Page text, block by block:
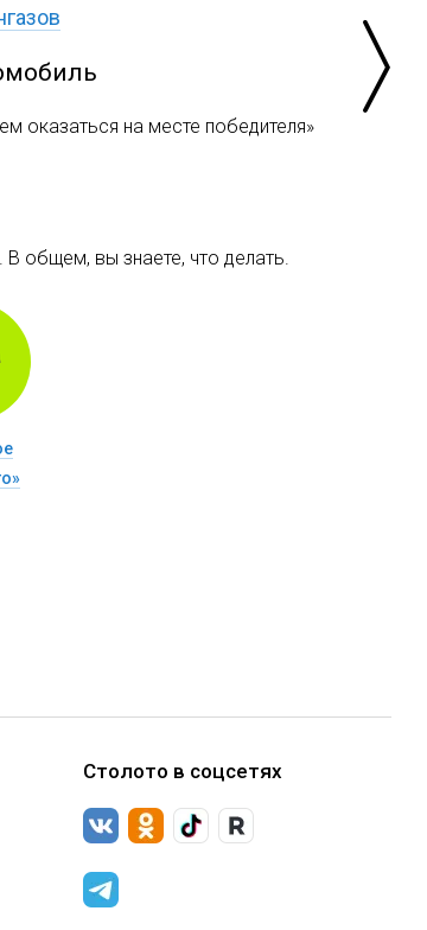
оказаться на месте победителя»
общем, вы знаете, что делать.
Столото в соцсетях